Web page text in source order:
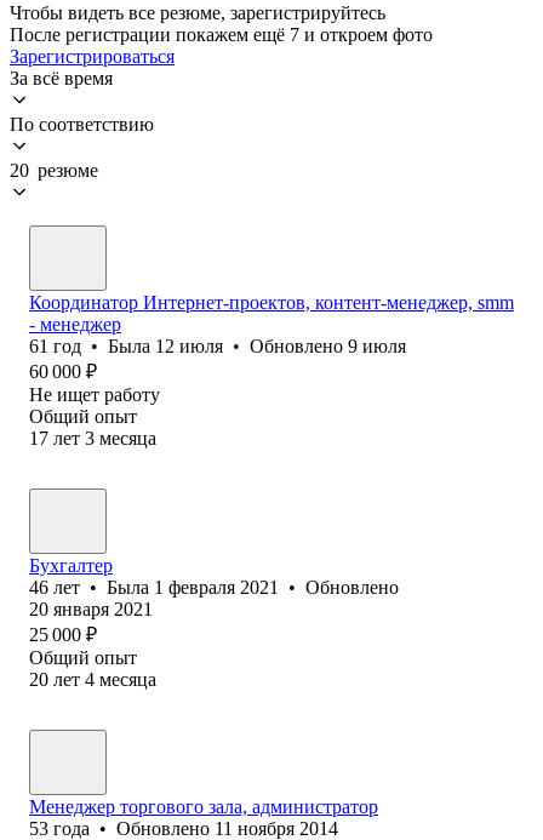
Чтобы видеть все резюме, зарегистрируйтесь
После регистрации покажем ещё 7 и откроем фото
Зарегистрироваться
За всё время
По соответствию
20 резюме
Координатор Интернет-проектов, контент-менеджер, smm
- менеджер
61 год • Была 12 июля • Обновлено 9 июля
60 000 ₽
Не ищет работу
Общий опыт
17 лет 3 месяца
Бухгалтер
46 лет • Была 1 февраля 2021 • Обновлено
20 января 2021
25 000 ₽
Общий опыт
20 лет 4 месяца
Менеджер торгового зала, администратор
53 года • Обновлено 11 ноября 2014